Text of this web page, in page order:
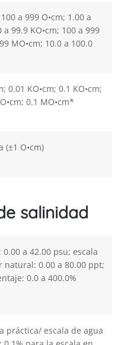
a 999 O•cm; 1.00 a
a 99.9 KO•cm; 100 a 999
MO•cm; 10.0 a 100.0
0.01 KO•cm; 0.1 KO•cm;
0.1 MO•cm*
(±1 O•cm)
salinidad
0.00 a 42.00 psu; escala
natural: 0.00 a 80.00 ppt;
0.0 a 400.0%
práctica/ escala de agua